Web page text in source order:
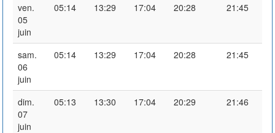
ven.
05
juin
05:14 13:29 17:04 20:28 21:45
sam.
06
juin
05:14 13:29 17:04 20:28 21:45
dim.
07
juin
05:13 13:30 17:04 20:29 21:46